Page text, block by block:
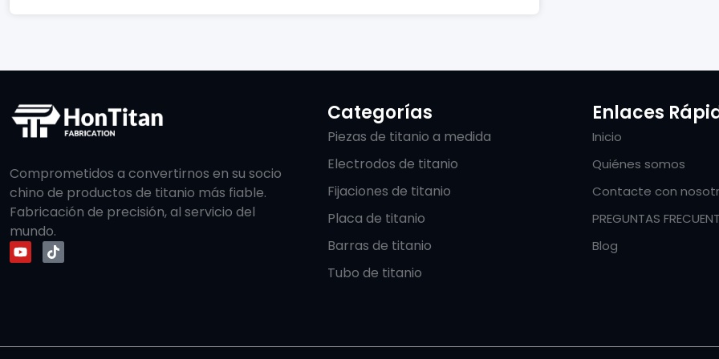
Comprometidos a convertirnos en su socio
chino de productos de titanio más fiable.
Fabricación de precisión, al servicio del
mundo.
Categorías
Piezas de titanio a medida
Electrodos de titanio
Fijaciones de titanio
Placa de titanio
Barras de titanio
Tubo de titanio
Enlaces
Inicio
Quiénes somos
Contacte con
PREGUNTAS
Blog